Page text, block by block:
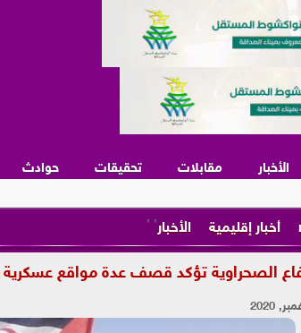
الأخبار مقابلات تحقيقات حوادث
,
أخبار إقليمية
,
الأخبار
الصحراوية تؤكد قصف عدة مواقع عسكرية